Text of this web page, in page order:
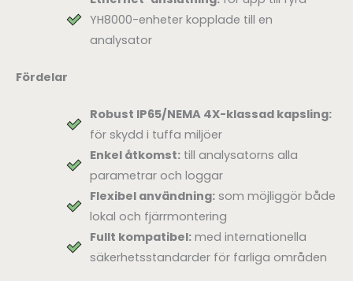
YH8000-enheter kopplade till en
analysator
Fördelar
Robust IP65/NEMA 4X-klassad kapsling:
för skydd i tuffa miljöer
Enkel åtkomst:till analysatorns alla
parametrar och loggar
Flexibel användning:som möjliggör både
lokal och fjärrmontering
Fullt kompatibel:med internationella
säkerhetsstandarder för farliga områden